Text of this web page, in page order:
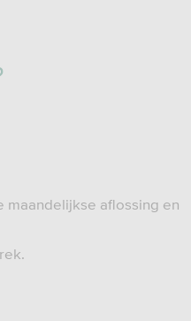
maandelijkse aflossing en